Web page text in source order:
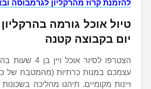
להזמנת קרוז מהרקליון לגרמבוסה
טיול אוכל גורמה
יום בקבוצה קטנה
הצטרפו לסיור
עצמכם במנות כרתיות (מהמטבח של
ויינות מקומיים. תיהנו מהליכה